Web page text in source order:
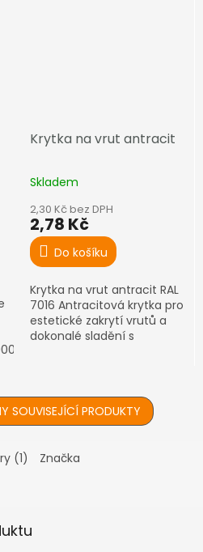
Krytka na vrut antracit
Skladem
2,30 Kč bez DPH
2,78 Kč
Do košíku
Krytka na vrut antracit RAL
7016 Antracitová krytka pro
estetické zakrytí vrutů a
dokonalé sladění s
SOUVISEJÍCÍ PRODUKTY
(1) Značka